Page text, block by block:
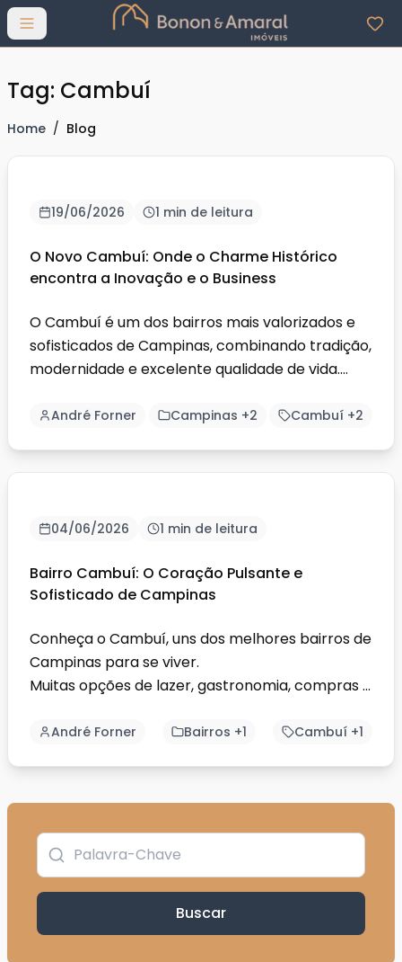
Abrir menu
Tag: Cambuí
Home / Blog
19/06/2026 1 min de leitura
O Novo Cambuí: Onde o Charme Histórico
encontra a Inovação e o Business
O Cambuí é um dos bairros mais valorizados e
sofisticados de Campinas, combinando tradição,
modernidade e excelente qualidade de vida.
André Forner Campinas +2 Cambuí +2
04/06/2026 1 min de leitura
Bairro Cambuí: O Coração Pulsante e
Sofisticado de Campinas
Conheça o Cambuí, uns dos melhores bairros de
Campinas para se viver.
Muitas opções de lazer, gastronomia, compras e
André Forner Bairros +1 Cambuí +1
Buscar